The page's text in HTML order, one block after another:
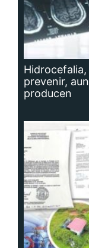
prevenir,
producen